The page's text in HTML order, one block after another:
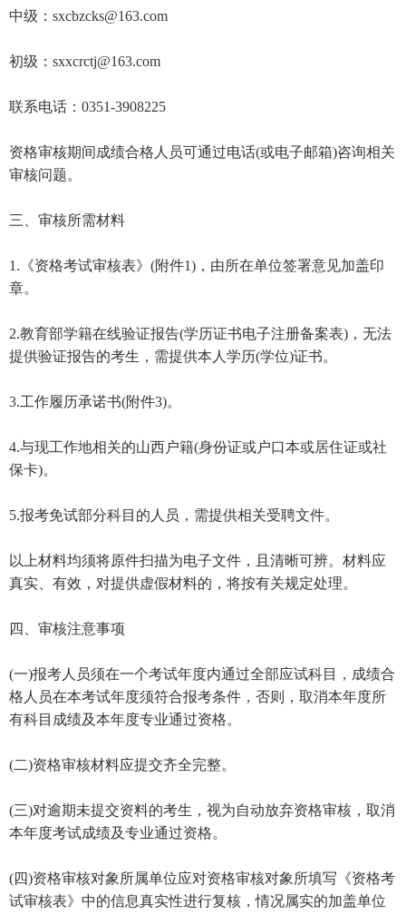
中级：sxcbzcks@163.com
初级：sxxcrctj@163.com
联系电话：0351-3908225
资格审核期间成绩合格人员可通过电话(或电子邮箱)咨询相关
审核问题。
三、审核所需材料
1.《资格考试审核表》(附件1)，由所在单位签署意见加盖印
章。
2.教育部学籍在线验证报告(学历证书电子注册备案表)，无法
提供验证报告的考生，需提供本人学历(学位)证书。
3.工作履历承诺书(附件3)。
4.与现工作地相关的山西户籍(身份证或户口本或居住证或社
保卡)。
5.报考免试部分科目的人员，需提供相关受聘文件。
以上材料均须将原件扫描为电子文件，且清晰可辨。材料应
真实、有效，对提供虚假材料的，将按有关规定处理。
四、审核注意事项
(一)报考人员须在一个考试年度内通过全部应试科目，成绩合
格人员在本考试年度须符合报考条件，否则，取消本年度所
有科目成绩及本年度专业通过资格。
(二)资格审核材料应提交齐全完整。
(三)对逾期未提交资料的考生，视为自动放弃资格审核，取消
本年度考试成绩及专业通过资格。
(四)资格审核对象所属单位应对资格审核对象所填写《资格考
试审核表》中的信息真实性进行复核，情况属实的加盖单位